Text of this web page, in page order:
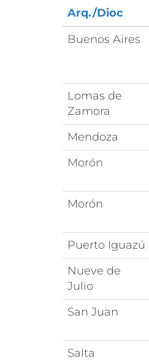
Arq./Dioc
Buenos Aires
Lomas de
Zamora
Mendoza
Morón
Morón
Puerto Iguazú
Nueve de
Julio
San Juan
Salta